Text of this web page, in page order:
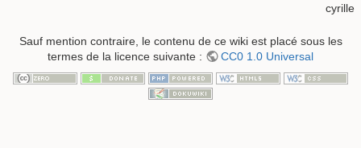
cyrille
Sauf mention contraire, le contenu de ce wiki est placé sous les
termes de la licence suivante :
CC0 1.0 Universal